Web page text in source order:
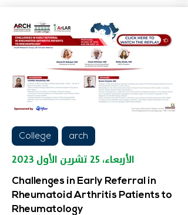
College arch
الأربعاء، ٢٥ تشرين الأول ٢٠٢٣
Challenges in Early Referral in
Rheumatoid Arthritis Patients to
Rheumatology